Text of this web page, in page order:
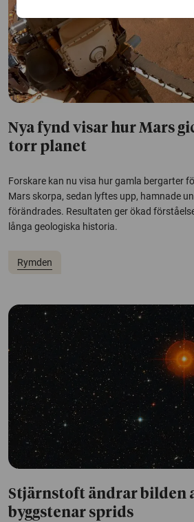
Nya fynd visar hur Mars
torr planet
Forskare kan nu visa hur gamla bergarter
Mars skorpa, sedan lyftes upp, hamnade
förändrades. Resultaten ger ökad
långa geologiska historia.
Rymden
Stjärnstoft ändrar bilden
byggstenar sprids